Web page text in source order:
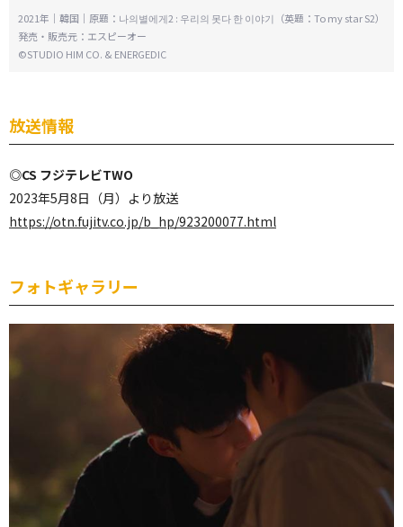
2021年｜韓国｜原題：나의별에게2 : 우리의 못다 한 이야기（英題：To my star S2）
発売・販売元：エスピーオー
©STUDIO HIM CO. & ENERGEDIC
放送情報
◎CS フジテレビTWO
2023年5月8日（月）より放送
https://otn.fujitv.co.jp/b_hp/923200077.html
フォトギャラリー